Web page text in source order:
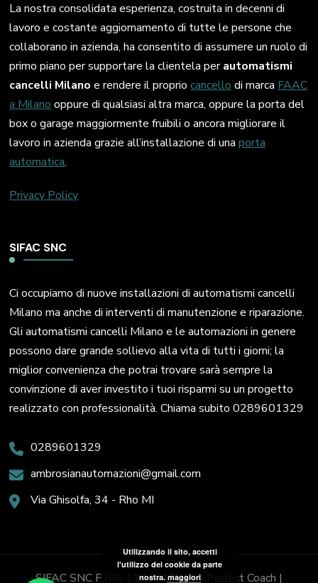
La nostra consolidata esperienza, costruita in decenni di
lavoro e costante aggiornamento di tutte le persone che
collaborano in azienda, ha consentito di assumere un ruolo di
primo piano per supportare la clientela perautomatismi
cancelli Milano e rendere il propriocancello di marca FAAC
a Milano oppure di qualsiasi altra marca, oppure la porta del
box o garage maggiormente fruibili o ancora migliorare il
lavoro in azienda grazie all’installazione di unaporta
automatica.
Privacy Policy
SIFAC SNC
Ci occupiamo di nuove installazioni di automatismi cancelli
Milano ma anche di interventi di manutenzione e riparazione.
Gli automatismi cancelli Milano e le automazioni in genere
possono dare grande sollievo alla vita di tutti i giorni; la
miglior convenienza che potrai trovare sarà sempre la
convinzione di aver investito i tuoi risparmi su un progetto
realizzato con professionalità. Chiama subito 0289601329
0289601329
ambrosianautomazioni@gmail.com
Via Ghisolfa, 34 - Rho MI
SIFAC SNC P.IVA 11437470153 Perfect Coach |
Utilizzando il sito, accetti
l'utilizzo dei cookie da parte
nostra. maggiori